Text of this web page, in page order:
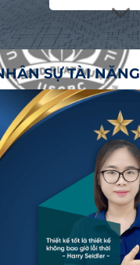
SỰ TÀI NĂNG